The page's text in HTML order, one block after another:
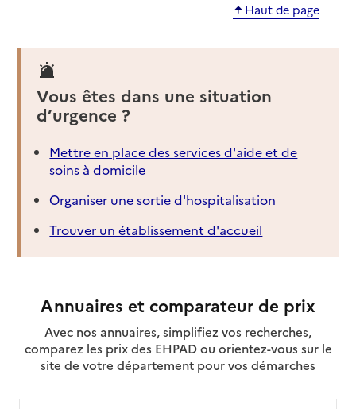
Haut de page
Vous êtes dans une situation
d’urgence ?
Mettre en place des services d'aide et de
soins à domicile
Organiser une sortie d'hospitalisation
Trouver un établissement d'accueil
Annuaires et comparateur de prix
Avec nos annuaires, simplifiez vos recherches,
comparez les prix des EHPAD ou orientez-vous sur le
site de votre département pour vos démarches